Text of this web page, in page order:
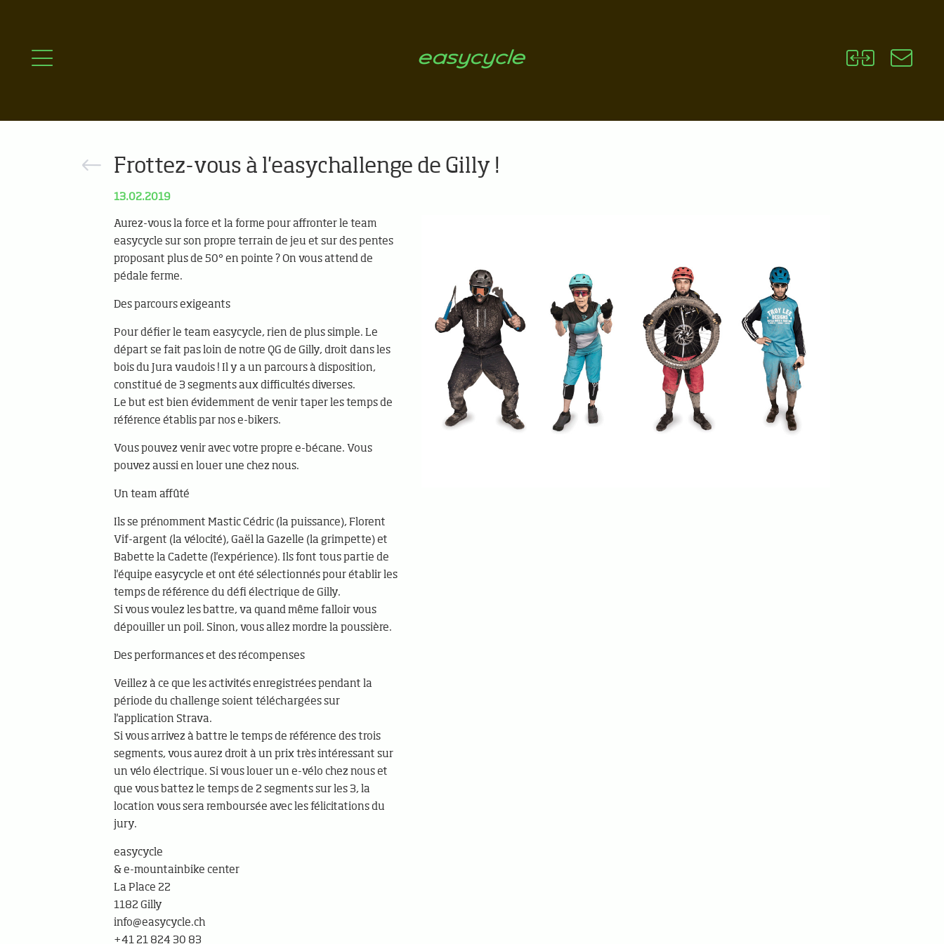
Frottez-vous à l'easychallenge de Gilly !
13.02.2019
Aurez-vous la force et la forme pour affronter le team
easycycle sur son propre terrain de jeu et sur des pentes
proposant plus de 50° en pointe ? On vous attend de
pédale ferme.
Des parcours exigeants
Pour défier le team easycycle, rien de plus simple. Le
départ se fait pas loin de notre QG de Gilly, droit dans les
bois du Jura vaudois ! Il y a un parcours à disposition,
constitué de 3 segments aux difficultés diverses.
Le but est bien évidemment de venir taper les temps de
référence établis par nos e-bikers.
Vous pouvez venir avec votre propre e-bécane. Vous
pouvez aussi en louer une chez nous.
Un team affûté
Ils se prénomment Mastic Cédric (la puissance), Florent
Vif-argent (la vélocité), Gaël la Gazelle (la grimpette) et
Babette la Cadette (l'expérience). Ils font tous partie de
l'équipe easycycle et ont été sélectionnés pour établir les
temps de référence du défi électrique de Gilly.
Si vous voulez les battre, va quand même falloir vous
dépouiller un poil. Sinon, vous allez mordre la poussière.
Des performances et des récompenses
Veillez à ce que les activités enregistrées pendant la
période du challenge soient téléchargées sur
l'application Strava.
Si vous arrivez à battre le temps de référence des trois
segments, vous aurez droit à un prix très intéressant sur
un vélo électrique. Si vous louer un e-vélo chez nous et
que vous battez le temps de 2 segments sur les 3, la
location vous sera remboursée avec les félicitations du
jury.
easycycle
& e-mountainbike center
La Place 22
1182 Gilly
info@easycycle.ch
+41 21 824 30 83